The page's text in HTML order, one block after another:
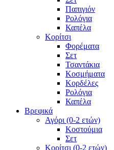
Παπιγιόν
Ρολόγια
Καπέλα
Κορίτσι
Φορέματα
Σετ
Τσαντάκια
Κοσμήματα
Κορδέλες
Ρολόγια
Καπέλα
Βρεφικά
Αγόρι (0-2 ετών)
Κοστούμια
Σετ
Κορίτσι (0-2 ετών)